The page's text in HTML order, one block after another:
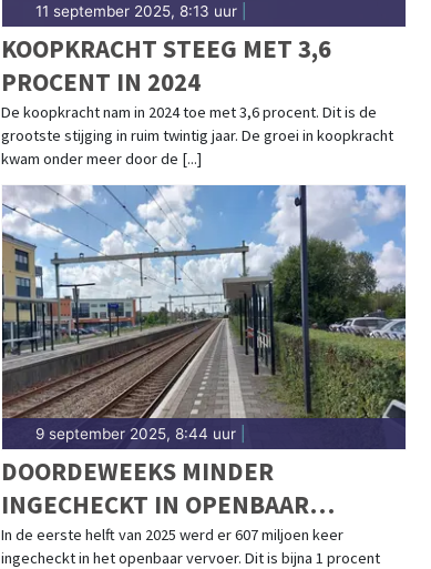
11 september 2025, 8:13 uur|
KOOPKRACHT STEEG MET 3,6
PROCENT IN 2024
De koopkracht nam in 2024 toe met 3,6 procent. Dit is de
grootste stijging in ruim twintig jaar. De groei in koopkracht
kwam onder meer door de [...]
9 september 2025, 8:44 uur|
DOORDEWEEKS MINDER
INGECHECKT IN OPENBAAR
VERVOER, IN WEEKEND JUIST MEER
In de eerste helft van 2025 werd er 607 miljoen keer
ingecheckt in het openbaar vervoer. Dit is bijna 1 procent